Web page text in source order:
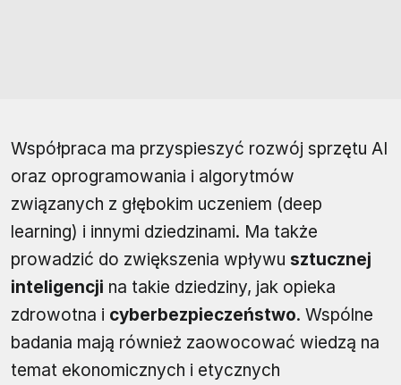
Współpraca ma przyspieszyć rozwój sprzętu AI
oraz oprogramowania i algorytmów
związanych z głębokim uczeniem (deep
learning) i innymi dziedzinami. Ma także
prowadzić do zwiększenia wpływu sztucznej
inteligencji na takie dziedziny, jak opieka
zdrowotna i cyberbezpieczeństwo. Wspólne
badania mają również zaowocować wiedzą na
temat ekonomicznych i etycznych